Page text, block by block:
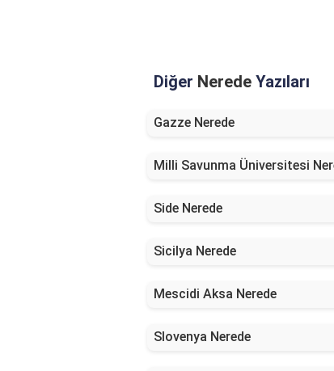
Diğer Nerede Yazıları
Gazze Nerede
Milli Savunma Üniversitesi
Side Nerede
Sicilya Nerede
Mescidi Aksa Nerede
Slovenya Nerede